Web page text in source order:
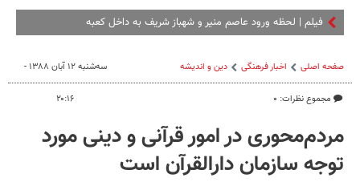
فیلم | لحظه ورود عاصم منیر و شهباز شریف به داخل کعبه
صفحه اصلی اخبار فرهنگی دین و اندیشه
مجموع نظرات: ۰
سه‌شنبه ۱۲ آبان ۱۳۸۸ -
۲۰:۱۶
مردم‌محوری در امور قرآنی و دینی مورد
توجه سازمان دارالقرآن است